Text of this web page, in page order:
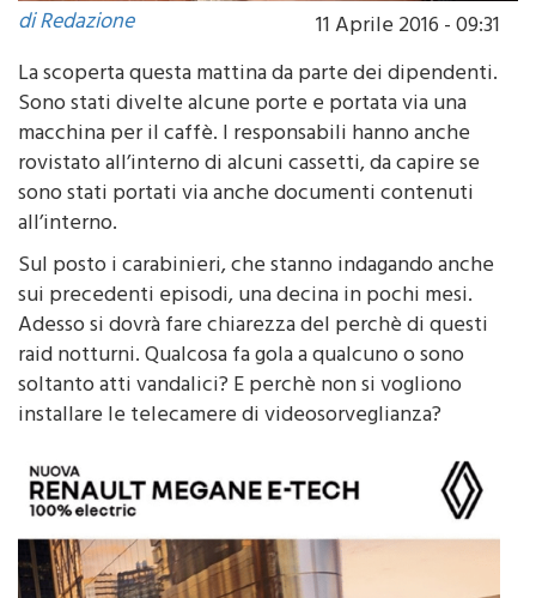
di Redazione
11 Aprile 2016 - 09:31
La scoperta questa mattina da parte dei dipendenti.
Sono stati divelte alcune porte e portata via una
macchina per il caffè. I responsabili hanno anche
rovistato all’interno di alcuni cassetti, da capire se
sono stati portati via anche documenti contenuti
all’interno.
Sul posto i carabinieri, che stanno indagando anche
sui precedenti episodi, una decina in pochi mesi.
Adesso si dovrà fare chiarezza del perchè di questi
raid notturni. Qualcosa fa gola a qualcuno o sono
soltanto atti vandalici? E perchè non si vogliono